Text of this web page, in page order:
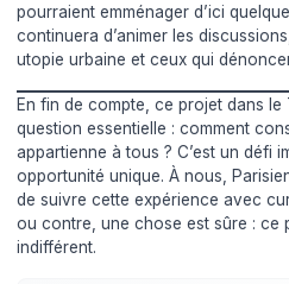
pourraient emménager d’ici
continuera d’animer les
utopie urbaine et ceux qui
En fin de compte, ce projet dans le
question essentielle : comment
appartienne à tous ? C’est un défi
opportunité unique. À nous,
de suivre cette expérience avec
ou contre, une chose est sûre : ce
indifférent.